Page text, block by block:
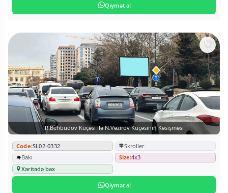
Qiymət al
R.Behbudov Küçəsi Ilə N.Vəzirov Küçəsinin Kəsişməsi
Code:SL02-0332
Skroller
Bakı
Size:4x3
Xəritədə bax
Qiymət al